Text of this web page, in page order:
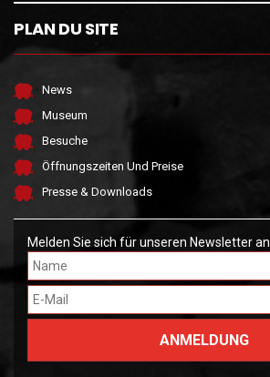
PLAN DU SITE
News
Museum
Besuche
Öffnungszeiten Und Preise
Presse & Downloads
Melden Sie sich für unseren Newsletter an